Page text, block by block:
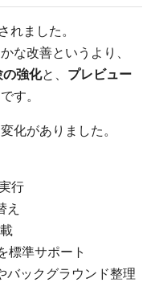
ました。
な改善というより、
強化と、 プレビュー
す。
化がありました。
行
え
標準サポート
バックグラウンド整理